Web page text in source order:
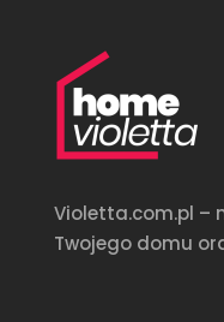
Violetta.com.pl –
Twojego domu